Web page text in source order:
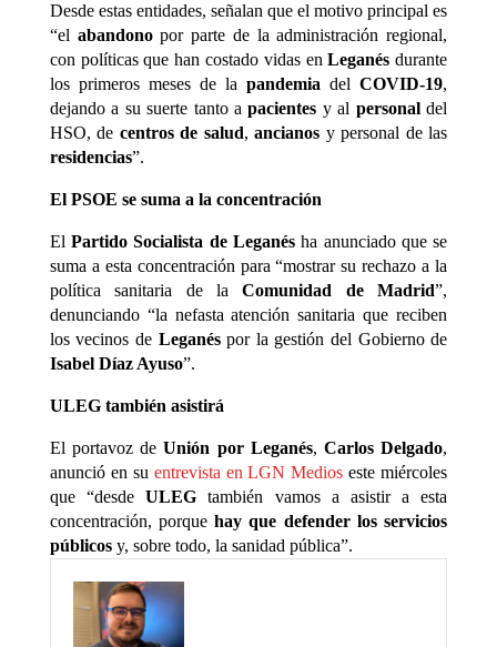
Desde estas entidades, señalan que el motivo principal es
“el abandonopor parte de la administración regional,
con políticas que han costado vidas enLeganés durante
los primeros meses de lapandemia delCOVID-19,
dejando a su suerte tanto apacientes y al personaldel
HSO, de centros de salud,ancianos y personal de las
residencias”.
El PSOE se suma a la concentración
ElPartido Socialista de Leganésha anunciado que se
suma a esta concentración para “mostrar su rechazo a la
política sanitaria de laComunidad de Madrid”,
denunciando “la nefasta atención sanitaria que reciben
los vecinos de Leganéspor la gestión del Gobierno de
Isabel Díaz Ayuso”.
ULEG también asistirá
El portavoz de Unión por Leganés,Carlos Delgado,
anunció en su entrevista en LGN Medios este miércoles
que “desdeULEG también vamos a asistir a esta
concentración, porquehay que defender los servicios
públicosy, sobre todo, la sanidad pública”.